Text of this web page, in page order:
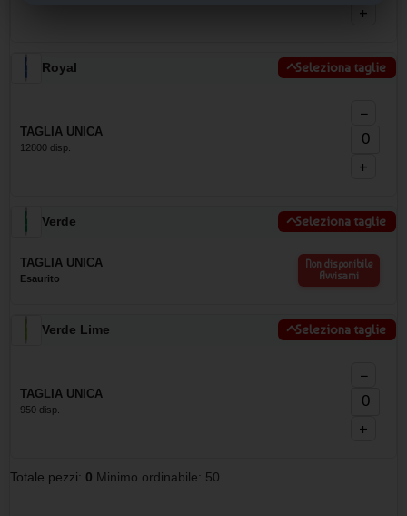
+
Royal Seleziona taglie
TAGLIA UNICA
12800 disp.
−
+
Verde Seleziona taglie
TAGLIA UNICA
Esaurito
Non disponibile
Avvisami
Verde Lime Seleziona taglie
TAGLIA UNICA
950 disp.
−
+
Totale pezzi: 0 Minimo ordinabile: 50